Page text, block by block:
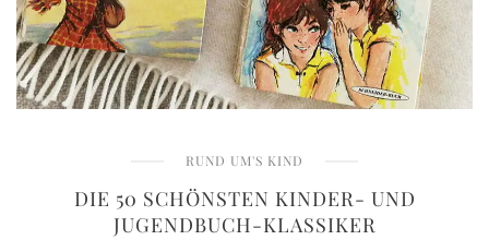
RUND UM'S KIND
DIE 50 SCHÖNSTEN KINDER- UND
JUGENDBUCH-KLASSIKER